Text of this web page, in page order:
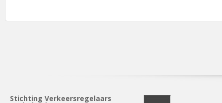
Stichting Verkeersregelaars